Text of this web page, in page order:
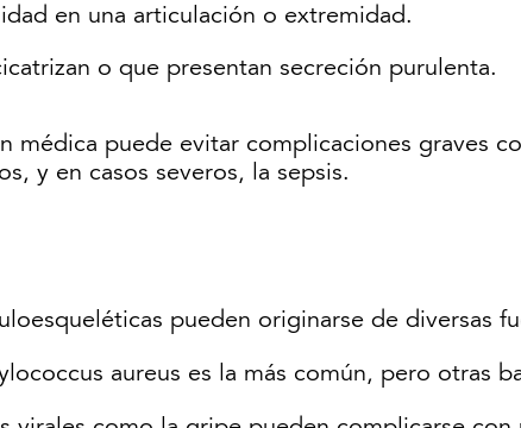
en una articulación o extremidad.
o que presentan secreción purulenta.
médica puede evitar complicaciones graves
y en casos severos, la sepsis.
pueden originarse de diversas
aureus es la más común, pero otras